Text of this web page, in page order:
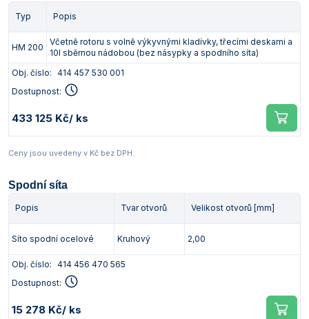
Typ Popis
HM 200
Včetně rotoru s volně výkyvnými kladívky, třecími deskami a
10l sběrnou nádobou (bez násypky a spodního síta)
Obj. číslo: 414 457 530 001
Dostupnost:
433 125 Kč/ ks
Ceny jsou uvedeny v Kč bez DPH.
Spodní síta
Popis Tvar otvorů Velikost otvorů [mm]
Síto spodní ocelové Kruhový 2,00
Obj. číslo: 414 456 470 565
Dostupnost:
15 278 Kč/ ks